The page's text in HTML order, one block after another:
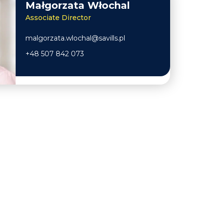
Małgorzata Włochal
Associate Director
malgorzata.wlochal@savills.pl
+48 507 842 073